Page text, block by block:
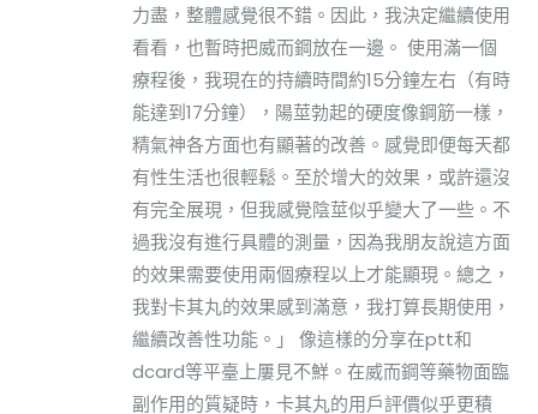
力盡，整體感覺很不錯。因此，我決定繼續使用
看看，也暫時把威而鋼放在一邊。 使用滿一個
療程後，我現在的持續時間約15分鐘左右（有時
能達到17分鐘），陽莖勃起的硬度像鋼筋一樣，
精氣神各方面也有顯著的改善。感覺即便每天都
有性生活也很輕鬆。至於增大的效果，或許還沒
有完全展現，但我感覺陰莖似乎變大了一些。不
過我沒有進行具體的測量，因為我朋友說這方面
的效果需要使用兩個療程以上才能顯現。總之，
我對卡其丸的效果感到滿意，我打算長期使用，
繼續改善性功能。」 像這樣的分享在ptt和
dcard等平臺上屢見不鮮。在威而鋼等藥物面臨
副作用的質疑時，卡其丸的用戶評價似乎更積